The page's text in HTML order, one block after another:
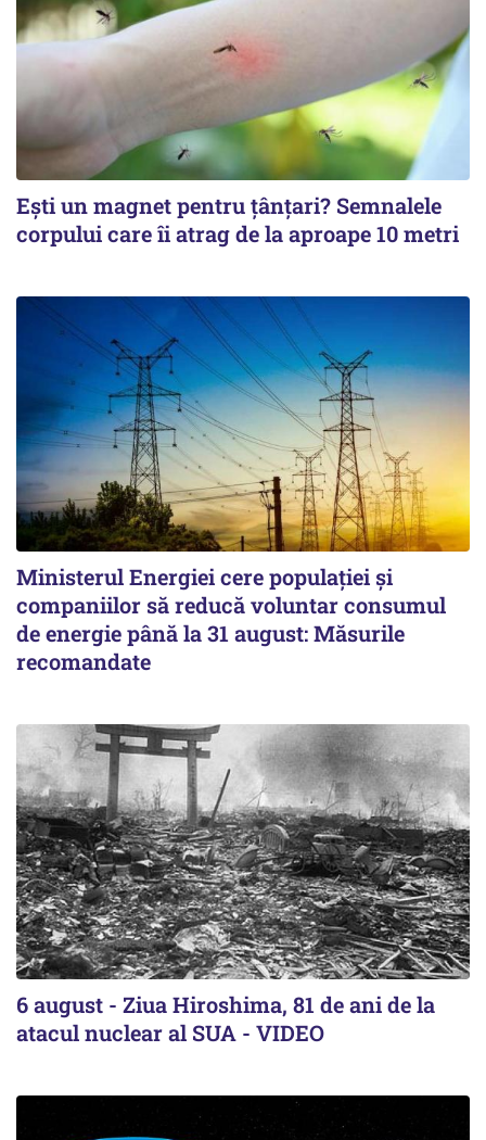
Ești un magnet pentru țânțari? Semnalele
corpului care îi atrag de la aproape 10 metri
Ministerul Energiei cere populației și
companiilor să reducă voluntar consumul
de energie până la 31 august: Măsurile
recomandate
6 august - Ziua Hiroshima, 81 de ani de la
atacul nuclear al SUA - VIDEO